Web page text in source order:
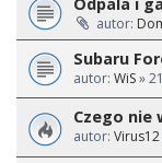
autor:
Subaru
autor: WiS»
Czego nie
autor: Virus12